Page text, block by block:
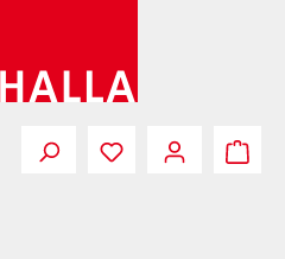
Du hast 0